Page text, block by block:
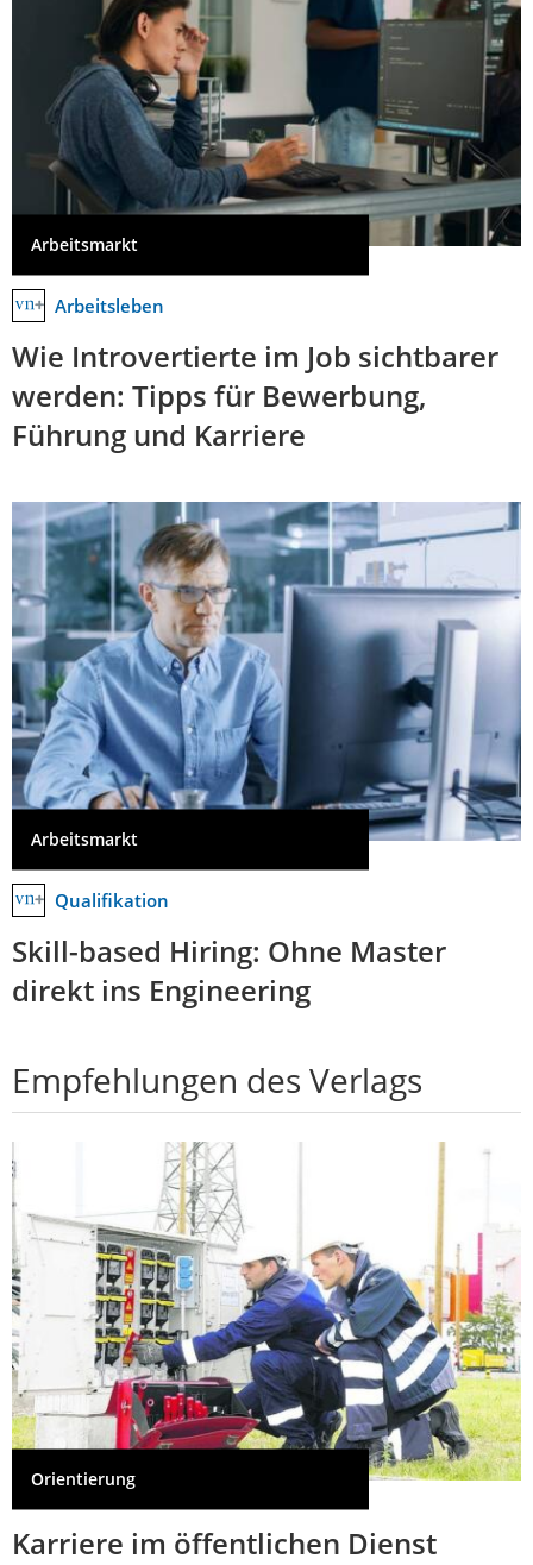
Arbeitsmarkt
Arbeitsleben
Wie Introvertierte im Job sichtbarer
werden: Tipps für Bewerbung,
Führung und Karriere
Arbeitsmarkt
Qualifikation
Skill-based Hiring: Ohne Master
direkt ins Engineering
Empfehlungen des Verlags
Orientierung
Karriere im öffentlichen Dienst